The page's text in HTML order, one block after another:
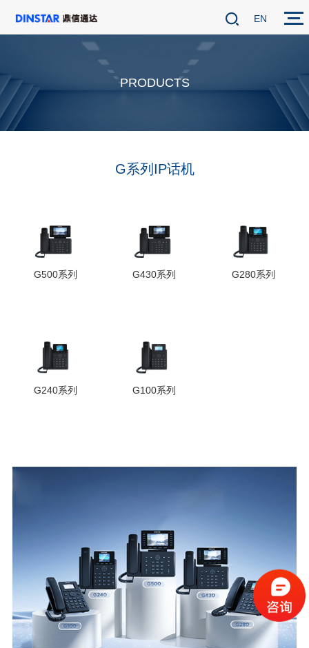
EN
PRODUCTS
G系列IP话机
G500系列 G430系列 G280系列
G240系列 G100系列